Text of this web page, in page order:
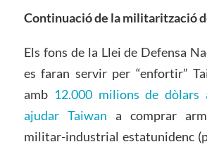
Continuació de la militarització
Els fons de la Llei de Defensa
es faran servir per “enfortir”
amb 12.000 milions de dòlars
ajudar Taiwan a comprar
militar-industrial estatunidenc